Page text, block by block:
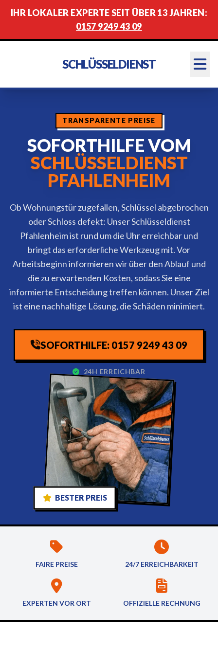
IHR LOKALER EXPERTE SEIT ÜBER 13 JAHREN:
0157 9249 43 09
SCHLÜSSELDIENST
TRANSPARENTE PREISE
SOFORTHILFE VOM
SCHLÜSSELDIENST
PFAHLENHEIM
Ob Wohnungstür zugefallen, Schlüssel abgebrochen
oder Schloss defekt: Unser Schlüsseldienst
Pfahlenheim ist rund um die Uhr erreichbar und
bringt das erforderliche Werkzeug mit. Vor
Arbeitsbeginn informieren wir über den Ablauf und
die zu erwartenden Kosten, sodass Sie eine
informierte Entscheidung treffen können. Unser Ziel
ist eine nachhaltige Lösung, die Schäden minimiert.
SOFORTHILFE: 0157 9249 43 09
24H ERREICHBAR
BESTER PREIS
FAIRE PREISE 24/7 ERREICHBARKEIT
EXPERTEN VOR ORT OFFIZIELLE RECHNUNG